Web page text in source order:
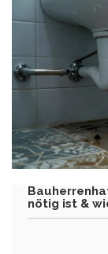
nötig ist &